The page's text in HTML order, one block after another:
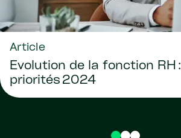
Article
Évolution de la fonction RH :
priorités 2024